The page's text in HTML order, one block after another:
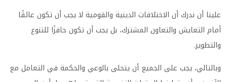
علينا أن ندرك أن الاختلافات الدينية والقومية لا يجب أن تكون عائقًا
أمام التعايش والتعاون المشترك، بل يجب أن تكون حافزًا للتنوع
والتطوير.
وبالتالي، يجب على الجميع أن يتحلى بالوعي والحكمة في التعامل مع